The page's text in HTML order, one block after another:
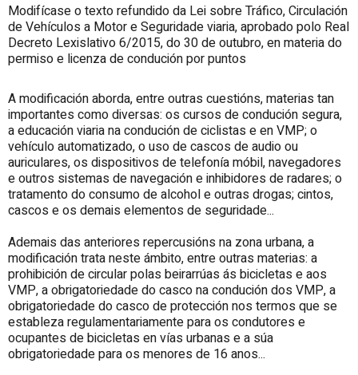
Modifícase o texto refundido da Lei sobre Tráfico, Circulación
de Vehículos a Motor e Seguridade viaria, aprobado polo Real
Decreto Lexislativo 6/2015, do 30 de outubro, en materia do
permiso e licenza de condución por puntos
A modificación aborda, entre outras cuestións, materias tan
importantes como diversas: os cursos de condución segura,
a educación viaria na condución de ciclistas e en VMP; o
vehículo automatizado, o uso de cascos de audio ou
auriculares, os dispositivos de telefonía móbil, navegadores
e outros sistemas de navegación e inhibidores de radares; o
tratamento do consumo de alcohol e outras drogas; cintos,
cascos e os demais elementos de seguridade...
Ademais das anteriores repercusións na zona urbana, a
modificación trata neste ámbito, entre outras materias: a
prohibición de circular polas beirarrúas ás bicicletas e aos
VMP, a obrigatoriedade do casco na condución dos VMP, a
obrigatoriedade do casco de protección nos termos que se
estableza regulamentariamente para os condutores e
ocupantes de bicicletas en vías urbanas e a súa
obrigatoriedade para os menores de 16 anos...